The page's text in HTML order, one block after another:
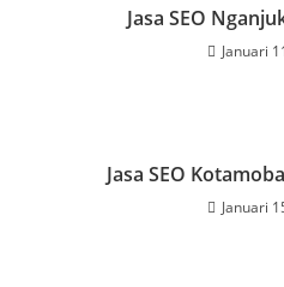
Jasa SEO
Januari
Jasa SEO
Januari